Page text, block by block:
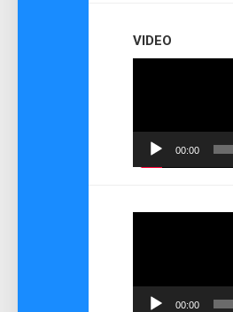
VIDEO
00:00
00:00